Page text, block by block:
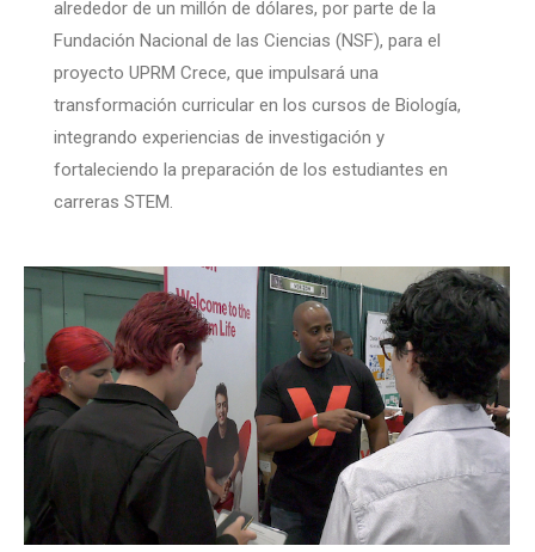
alrededor de un millón de dólares, por parte de la
Fundación Nacional de las Ciencias (NSF), para el
proyecto UPRM Crece, que impulsará una
transformación curricular en los cursos de Biología,
integrando experiencias de investigación y
fortaleciendo la preparación de los estudiantes en
carreras STEM.